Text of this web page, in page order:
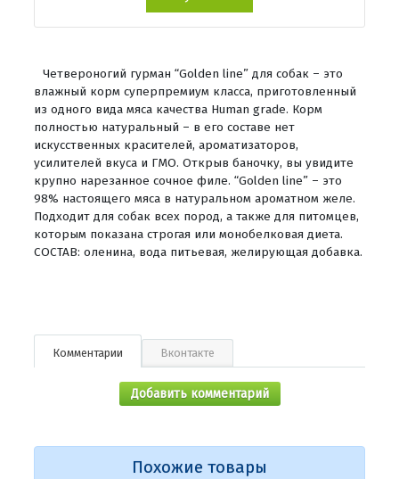
Четвероногий гурман “Golden line” для собак – это
влажный корм суперпремиум класса, приготовленный
из одного вида мяса качества Human grade. Корм
полностью натуральный – в его составе нет
искусственных красителей, ароматизаторов,
усилителей вкуса и ГМО. Открыв баночку, вы увидите
крупно нарезанное сочное филе. “Golden line” – это
98% настоящего мяса в натуральном ароматном желе.
Подходит для собак всех пород, а также для питомцев,
которым показана строгая или монобелковая диета.
СОСТАВ: оленина, вода питьевая, желирующая добавка.
Комментарии Вконтакте
Добавить комментарий
Похожие товары